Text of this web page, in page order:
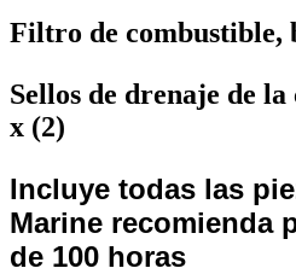
Filtro de combustible,
Sellos de drenaje de
x (2)
Incluye todas las
Marine recomienda
de 100 horas